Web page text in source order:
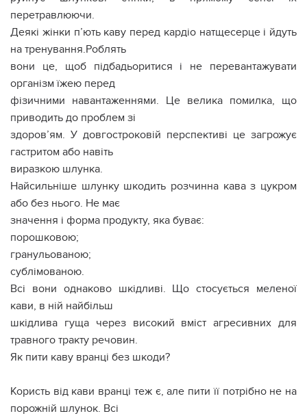
перетравлюючи.
Деякі жінки п’ють каву перед кардіо натщесерце і йдуть
на тренування.Роблять
вони це, щоб підбадьоритися і не перевантажувати
організм їжею перед
фізичними навантаженнями. Це велика помилка, що
приводить до проблем зі
здоров’ям. У довгостроковій перспективі це загрожує
гастритом або навіть
виразкою шлунка.
Найсильніше шлунку шкодить розчинна кава з цукром
або без нього. Не має
значення і форма продукту, яка буває:
порошковою;
гранульованою;
сублімованою.
Всі вони однаково шкідливі. Що стосується меленої
кави, в ній найбільш
шкідлива гуща через високий вміст агресивних для
травного тракту речовин.
Як пити каву вранці без шкоди?
Користь від кави вранці теж є, але пити її потрібно не на
порожній шлунок. Всі